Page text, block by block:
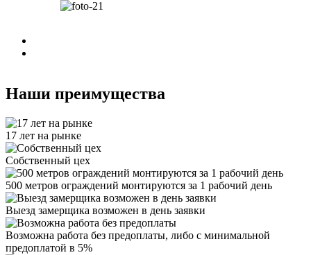
Наши преимущества
17 лет на рынке
Собственный цех
500 метров ограждений монтируются за 1 рабочий день
Выезд замерщика возможен в день заявки
Возможна работа без предоплаты, либо с минимальной
предоплатой в 5%